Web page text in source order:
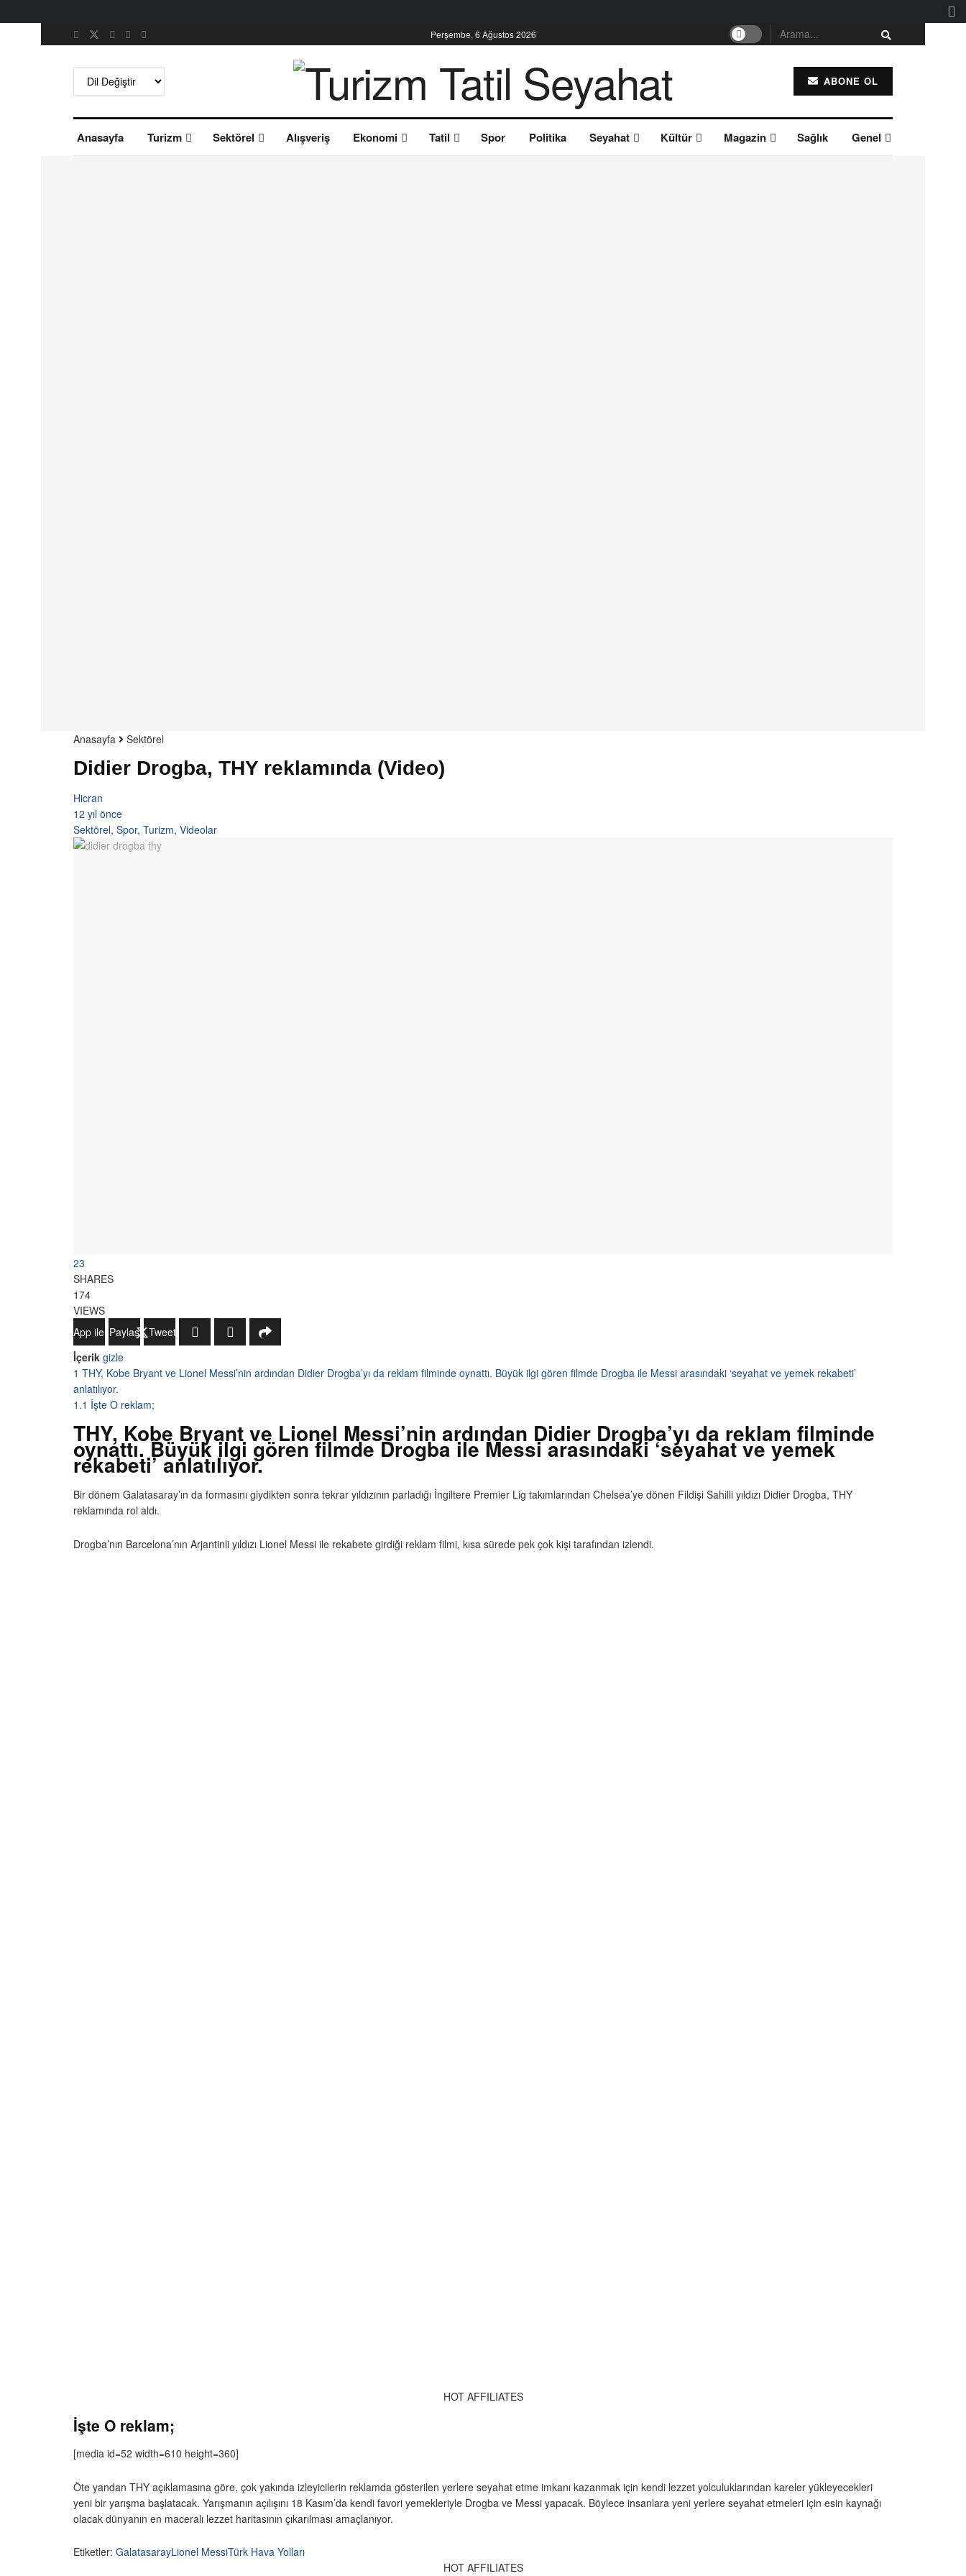
Perşembe, 6 Ağustos 2026
ABONE OL
Anasayfa Turizm Sektörel Alışveriş Ekonomi Tatil Spor Politika Seyahat Kültür Magazin Sağlık Genel
Anasayfa Sektörel
Didier Drogba, THY reklamında (Video)
Hicran
12 yıl önce
Sektörel, Spor, Turizm, Videolar
23
SHARES
174
VIEWS
WhatsApp ile Gönder
Paylaş
Tweetle
İçerik gizle
1 THY, Kobe Bryant ve Lionel Messi’nin ardından Didier Drogba’yı da reklam filminde oynattı. Büyük ilgi gören filmde Drogba ile Messi arasındaki ‘seyahat ve yemek rekabeti’
anlatılıyor.
1.1 İşte O reklam;
THY, Kobe Bryant ve Lionel Messi’nin ardından Didier Drogba’yı da reklam filminde
oynattı. Büyük ilgi gören filmde Drogba ile Messi arasındaki ‘seyahat ve yemek
rekabeti’ anlatılıyor.
Bir dönem Galatasaray’ın da formasını giydikten sonra tekrar yıldızının parladığı İngiltere Premier Lig takımlarından Chelsea’ye dönen Fildişi Sahilli yıldızı Didier Drogba, THY
reklamında rol aldı.
Drogba’nın Barcelona’nın Arjantinli yıldızı Lionel Messi ile rekabete girdiği reklam filmi, kısa sürede pek çok kişi tarafından izlendi.
HOT AFFILIATES
İşte O reklam;
[media id=52 width=610 height=360]
Öte yandan THY açıklamasına göre, çok yakında izleyicilerin reklamda gösterilen yerlere seyahat etme imkanı kazanmak için kendi lezzet yolculuklarından kareler yükleyecekleri
yeni bir yarışma başlatacak. Yarışmanın açılışını 18 Kasım’da kendi favori yemekleriyle Drogba ve Messi yapacak. Böylece insanlara yeni yerlere seyahat etmeleri için esin kaynağı
olacak dünyanın en maceralı lezzet haritasının çıkarılması amaçlanıyor.
Etiketler: GalatasarayLionel MessiTürk Hava Yolları
HOT AFFILIATES